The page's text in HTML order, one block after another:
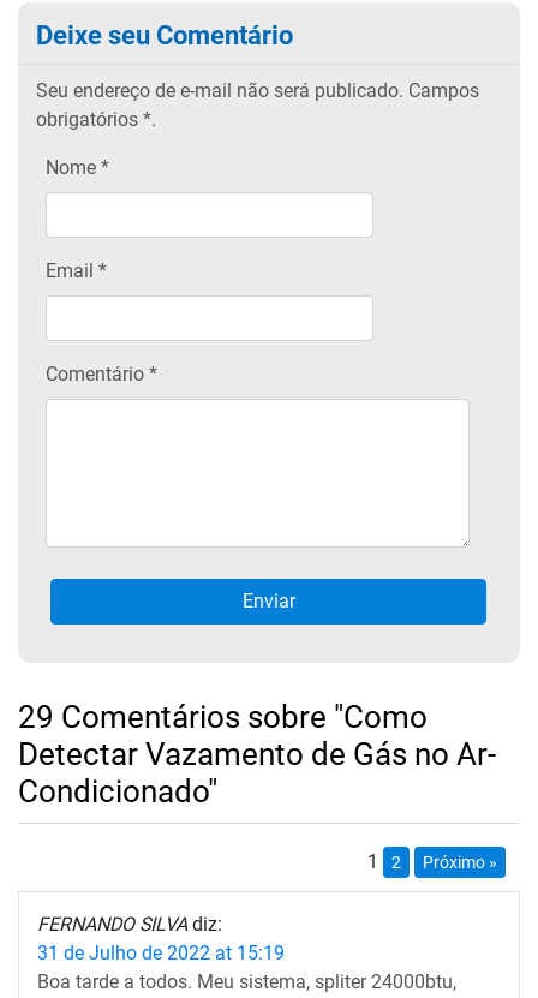
Deixe seu Comentário
Seu endereço de e-mail não será publicado. Campos
obrigatórios *.
Nome *
Email *
Comentário *
29 Comentários sobre "Como
Detectar Vazamento de Gás no Ar-
Condicionado"
1 2 Próximo »
FERNANDO SILVA diz:
31 de Julho de 2022 at 15:19
Boa tarde a todos. Meu sistema, spliter 24000btu,